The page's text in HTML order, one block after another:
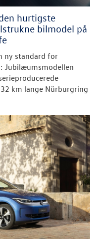
hurtigste
bilmodel på
ny standard for
Jubilæumsmodellen
km lange Nürburgring